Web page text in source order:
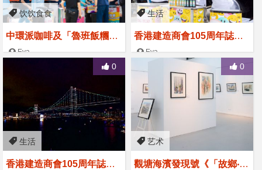
饮饮食食
中環派咖啡及「魯班飯糰」
為市民打氣 香港建造商會1
Eva
生活
香港建造商會105周年誌慶
暨 魯班節2025 中環派咖啡
及「魯班飯糰」
Eva
0
生活
香港建造商會105周年誌慶
0
艺术
觀塘海濱發現號《「故鄉‧故